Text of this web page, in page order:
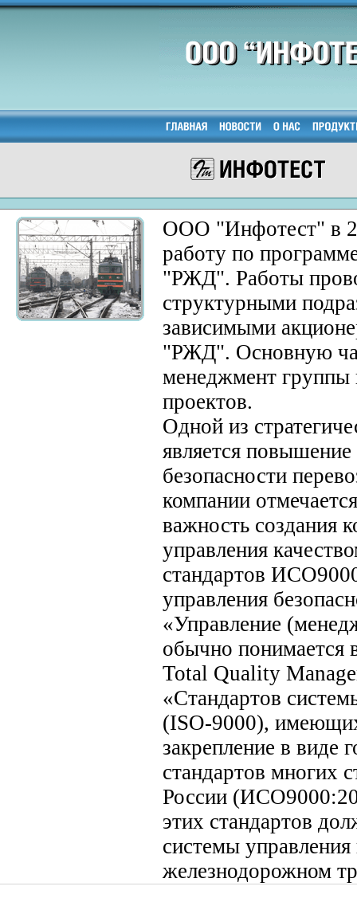
ООО "Инфотест" в
работу по
"РЖД". Работы
структурными
зависимыми
"РЖД". Основную
менеджмент
проектов.
Одной из
является
безопасности
компании
важность создания
управления
стандартов
управления
«Управление
обычно понимается
Total Quality
«Стандартов
(ISO-9000),
закрепление в виде
стандартов многих
России
этих стандартов
системы управления
железнодорожном